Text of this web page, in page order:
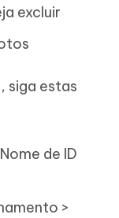
excluir
siga estas
de ID
>